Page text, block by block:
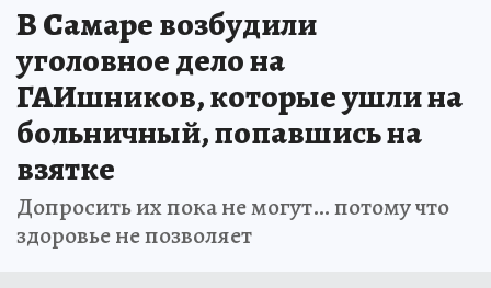
В Самаре возбудили
уголовное дело на
ГАИшников, которые ушли на
больничный, попавшись на
взятке
Допросить их пока не могут… потому что
здоровье не позволяет